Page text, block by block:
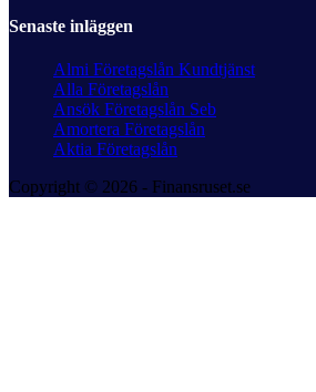
Senaste inläggen
Almi Företagslån Kundtjänst
Alla Företagslån
Ansök Företagslån Seb
Amortera Företagslån
Aktia Företagslån
Copyright © 2026 - Finansruset.se